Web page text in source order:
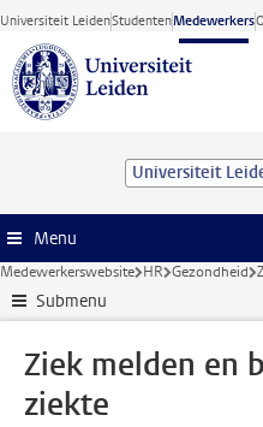
Ga direct naar de inhoud
Universiteit LeidenStudentenMedewerkers
Universiteit
Menu
Medewerkerswebsite HR Gezondheid
Submenu
Ziek melden en
ziekte